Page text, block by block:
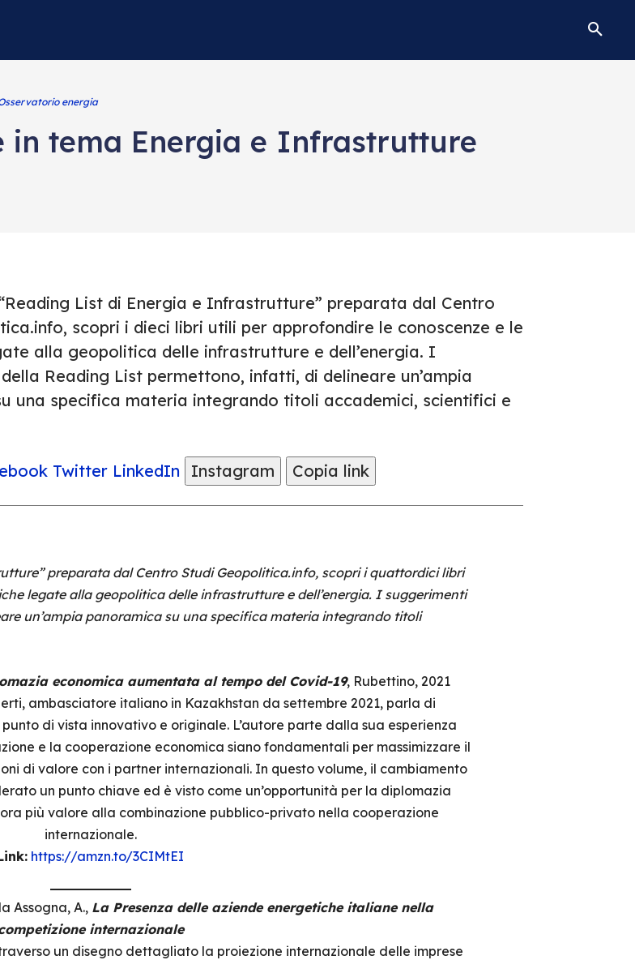
energia
tema Energia e Infrastrutture
List di Energia e Infrastrutture” preparata dal Centro
scopri i dieci libri utili per approfondire le conoscenze e le
alla geopolitica delle infrastrutture e dell’energia. I
Reading List permettono, infatti, di delineare un’ampia
una specifica materia integrando titoli accademici, scientifici e
Twitter LinkedIn Instagram Copia link
preparata dal Centro Studi Geopolitica.info, scopri i quattordici libri
legate alla geopolitica delle infrastrutture e dell’energia. I suggerimenti
un’ampia panoramica su una specifica materia integrando titoli
economica aumentata al tempo del Covid-19, Rubettino, 2021
ambasciatore italiano in Kazakhstan da settembre 2021, parla di
di vista innovativo e originale. L’autore parte dalla sua esperienza
e la cooperazione economica siano fondamentali per massimizzare il
di valore con i partner internazionali. In questo volume, il cambiamento
un punto chiave ed è visto come un’opportunità per la diplomazia
più valore alla combinazione pubblico-privato nella cooperazione
internazionale.
https://amzn.to/3CIMtEI
Assogna, A., La Presenza delle aziende energetiche italiane nella
internazionale
un disegno dettagliato la proiezione internazionale delle imprese